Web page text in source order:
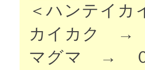
＜ハンテイカ
カイカク →
マグマ →